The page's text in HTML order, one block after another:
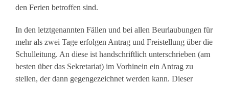
den Ferien betroffen sind.
In den letztgenannten Fällen und bei allen Beurlaubungen für
mehr als zwei Tage erfolgen Antrag und Freistellung über die
Schulleitung. An diese ist handschriftlich unterschrieben (am
besten über das Sekretariat) im Vorhinein ein Antrag zu
stellen, der dann gegengezeichnet werden kann. Dieser